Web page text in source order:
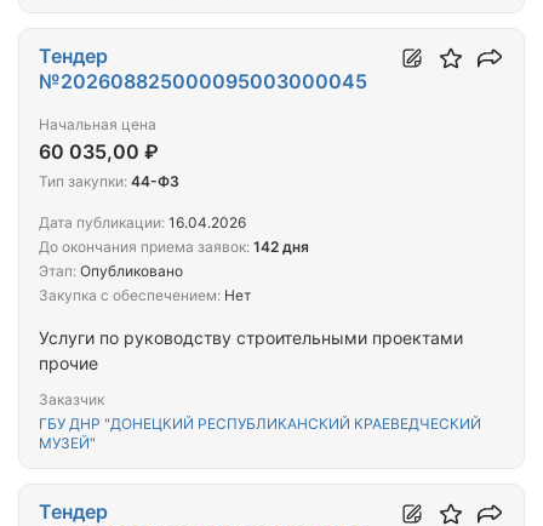
картриджей для принтеров; Услуги по ремонту
электрокалькуляторов, персональных машин ЭВМ,
компьютерной техники, включая ноутбуки,
компьютерную клавиатуру; Мойка
автотранспортных
Услуги по руководству строительными проектами
прочие
Заказчик
ГБУ ДНР "ДОНЕЦКИЙ РЕСПУБЛИКАНСКИЙ КРАЕВЕДЧЕСКИЙ
МУЗЕЙ"
Тендер
№202608825000095003000045
Начальная цена
60 035,00 ₽
Тип закупки: 44-ФЗ
Дата публикации: 16.04.2026
До окончания приема заявок: 142 дня
Этап: Опубликовано
Закупка с обеспечением: Нет
Тендер